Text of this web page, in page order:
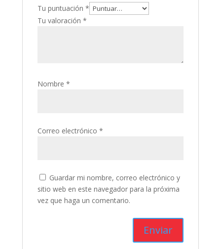
Tu puntuación *
Tu valoración *
Nombre *
Correo electrónico *
Guardar mi nombre, correo electrónico y
sitio web en este navegador para la próxima
vez que haga un comentario.